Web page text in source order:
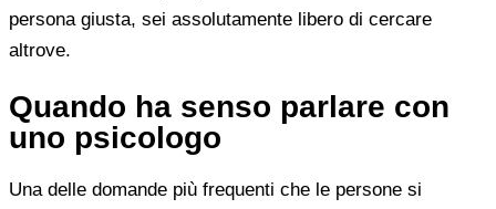
persona giusta, sei assolutamente libero di cercare
altrove.
Quando ha senso parlare con
uno psicologo
Una delle domande più frequenti che le persone si